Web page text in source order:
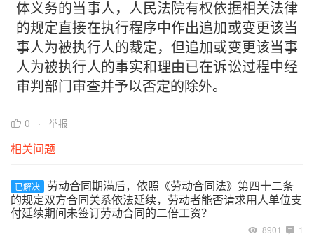
体义务的当事人，人民法院有权依据相关法律
的规定直接在执行程序中作出追加或变更该当
事人为被执行人的裁定，但追加或变更该当事
人为被执行人的事实和理由已在诉讼过程中经
审判部门审查并予以否定的除外。
0 举报
相关问题
已解决
劳动合同期满后，依照《劳动合同法》第四十二条
的规定双方合同关系依法延续，劳动者能否请求用人单位支
付延续期间未签订劳动合同的二倍工资？
8901 1